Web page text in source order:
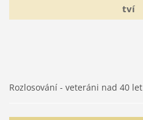
tví
Rozlosování - veteráni nad 40 let